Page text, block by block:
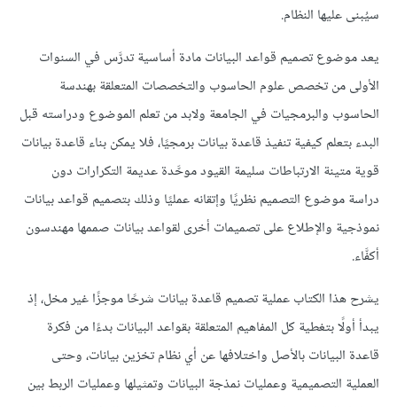
سيُبنى عليها النظام.
يعد موضوع تصميم قواعد البيانات مادة أساسية تدرَّس في السنوات
الأولى من تخصص علوم الحاسوب والتخصصات المتعلقة بهندسة
الحاسوب والبرمجيات في الجامعة ولابد من تعلم الموضوع ودراسته قبل
البدء بتعلم كيفية تنفيذ قاعدة بيانات برمجيًا، فلا يمكن بناء قاعدة بيانات
قوية متينة الارتباطات سليمة القيود موحَّدة عديمة التكرارات دون
دراسة موضوع التصميم نظريًا وإتقانه عمليًا وذلك بتصميم قواعد بيانات
نموذجية والإطلاع على تصميمات أخرى لقواعد بيانات صممها مهندسون
أكفَّاء.
يشرح هذا الكتاب عملية تصميم قاعدة بيانات شرحًا موجزًا غير مخل، إذ
يبدأ أولًا بتغطية كل المفاهيم المتعلقة بقواعد البيانات بدءًا من فكرة
قاعدة البيانات بالأصل واختلافها عن أي نظام تخزين بيانات، وحتى
العملية التصميمية وعمليات نمذجة البيانات وتمثيلها وعمليات الربط بين